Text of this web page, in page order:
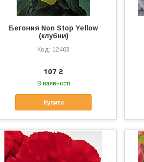
Бегония Non Stop Yellow
(клубни)
12463
107 ₴
В наявності
Купити